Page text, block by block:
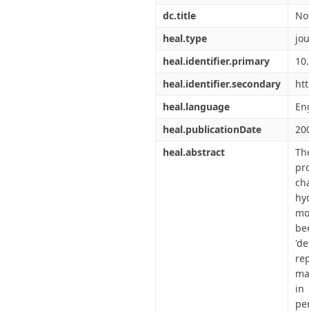
dc.title
heal.type
heal.identifier.primary
heal.identifier.secondary
heal.language
heal.publicationDate
heal.abstract
in